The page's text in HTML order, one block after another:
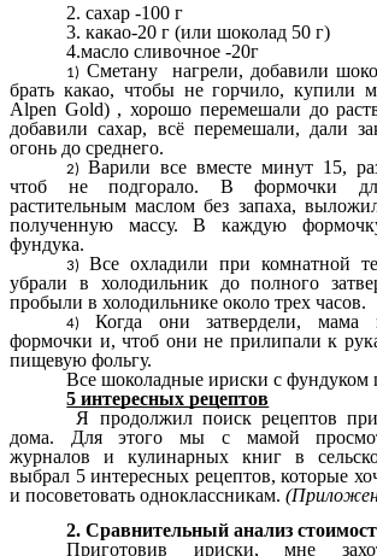
2. сахар -100 г
3. какао-20 г (или шоколад 50 г)
4.масло сливочное -20г
Сметану нагрели, добавили
брать какао, чтобы не горчило, купили
Alpen Gold) , хорошо перемешали до
добавили сахар, всё перемешали, дали
огонь до среднего.
Варили все вместе минут 15,
чтоб не подгорало. В формочки
растительным маслом без запаха,
полученную массу. В каждую
фундука.
Все охладили при комнатной
убрали в холодильник до полного
пробыли в холодильнике около трех часов.
Когда они затвердели,
формочки и, чтоб они не прилипали к
пищевую фольгу.
Все шоколадные ириски с фундуком
5 интересных рецептов
Я продолжил поиск рецептов
дома. Для этого мы с мамой
журналов и кулинарных книг в
выбрал 5 интересных рецептов, которые
и посоветовать одноклассникам.
2. Сравнительный анализ
Приготовив ириски, мне